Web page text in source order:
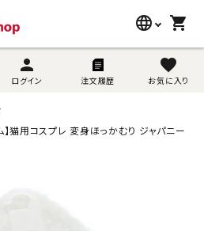
language
lang-name
shopping_cart
person
ログイン 注文履歴
favorite
お気に入り
search
】猫用コスプレ 変身ほっかむり ジャパニー